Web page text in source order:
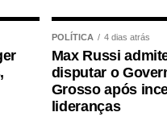
controlador interno
Rangel
como o processo foi
também agradeço ao
POLÍTICA 4 dias atrás
Max Russi
disputar o
Grosso após
lideranças